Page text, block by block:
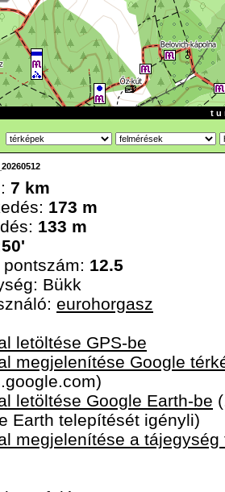
t u
7 km
173 m
133 m
pontszám: 12.5
Bükk
eurohorgasz
letöltése GPS-be
megjelenítése Google
letöltése Google Earth-be
Earth telepítését igényli)
megjelenítése a tájegység